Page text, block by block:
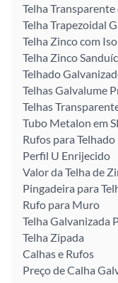
Telha Transparente
Telha Trapezoidal
Telha Zinco com
Telha Zinco
Telhado
Telhas Galvalume
Telhas
Tubo Metalon em
Rufos para Telhado
Perfil U Enrijecido
Valor da Telha de
Pingadeira para
Rufo para Muro
Telha Galvanizada
Telha Zipada
Calhas e Rufos
Preço de Calha